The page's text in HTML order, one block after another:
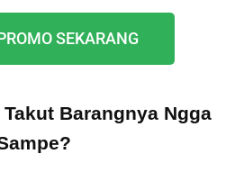
SEKARANG
Barangnya Ngga